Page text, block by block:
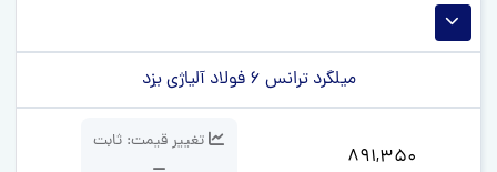
میلگرد ترانس 6 فولاد آلیاژی یزد
891,350
تغییر قیمت: ثابت